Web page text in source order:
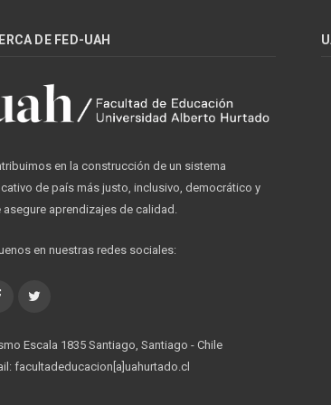
DE FED-UAH
en la construcción de un sistema
de país más justo, inclusivo, democrático y
asegure aprendizajes de calidad.
en nuestras redes sociales:
Facebook
Escala 1835 Santiago, Santiago - Chile
facultadeducacion[a]uahurtado.cl